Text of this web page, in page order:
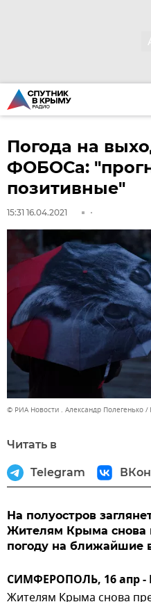
Погода на
ФОБОСа:
позитивные"
15:31 16.04.2021
© РИА Новости . Александр Полегенько
Читать в
Telegram
На полуостров
Жителям Крыма снова
погоду на ближайшие
СИМФЕРОПОЛЬ, 16 апр
Жителям Крыма снова